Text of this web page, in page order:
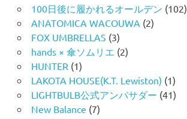
100日後に履かれるオールデン (102)
ANATOMICA WACOUWA (2)
FOX UMBRELLAS (3)
hands × 傘ソムリエ (2)
HUNTER (1)
LAKOTA HOUSE(K.T. Lewiston) (1)
LIGHTBULB公式アンバサダー (41)
New Balance (7)